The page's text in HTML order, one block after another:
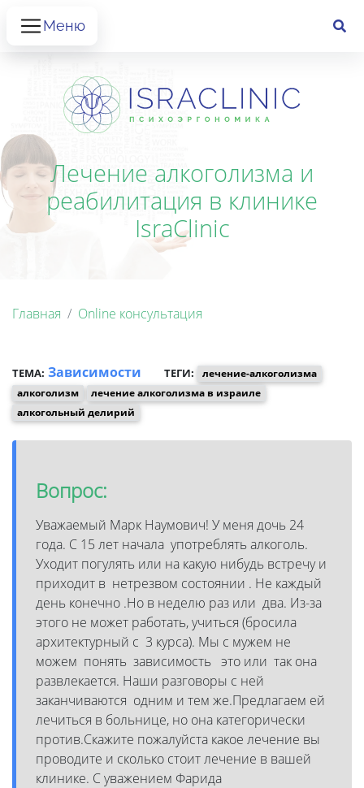
Меню
Лечение алкоголизма и
реабилитация в клинике
IsraClinic
Главная Online консультация
ТЕМА: Зависимости ТЕГИ:
лечение-алкоголизма
алкоголизм
лечение алкоголизма в израиле
алкогольный делирий
Вопрос:
Уважаемый Марк Наумович! У меня дочь 24
года. С 15 лет начала употреблять алкоголь.
Уходит погулять или на какую нибудь встречу и
приходит в нетрезвом состоянии . Не каждый
день конечно .Но в неделю раз или два. Из-за
этого не может работать, учиться (бросила
архитектурный с 3 курса). Мы с мужем не
можем понять зависимость это или так она
развлекается. Наши разговоры с ней
заканчиваются одним и тем же.Предлагаем ей
лечиться в больнице, но она категорически
против.Скажите пожалуйста какое лечение вы
проводите и сколько стоит лечение в вашей
клинике. С уважением Фарида